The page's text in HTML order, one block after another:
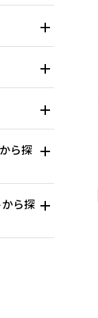
ら探
ら探